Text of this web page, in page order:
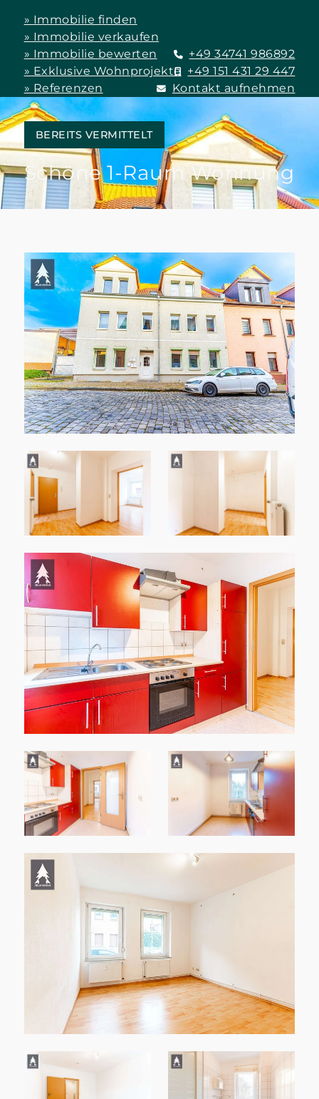
» Immobilie finden
» Immobilie verkaufen
» Immobilie bewerten
» Exklusive Wohnprojekte
» Referenzen
+49 34741 986892
+49 151 431 29 447
Kontakt aufnehmen
BEREITS VERMITTELT
Schöne 1-Raum Wohnung